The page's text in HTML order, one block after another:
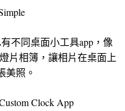
不同桌面小工具app，像
片相簿，讓相片在桌面上
美照。
Clock App